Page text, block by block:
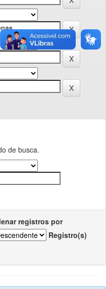
de busca.
registros por
Registro(s)